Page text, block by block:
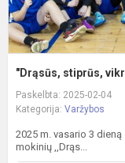
"Drąsūs, stiprūs,
Paskelbta: 2025-02-04
Kategorija: Varžybos
2025 m. vasario 3
mokinių ,,Drąs...